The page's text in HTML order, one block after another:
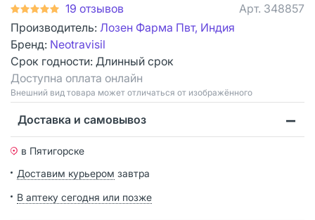
19 отзывов Арт. 348857
Производитель: Лозен Фарма Пвт, Индия
Бренд: Neotravisil
Срок годности: Длинный срок
Доступна оплата онлайн
Bнешний вид товара может отличаться от изображённого
Доставка и самовывоз
в Пятигорске
Доставим курьером завтра
В аптеку сегодня или позже